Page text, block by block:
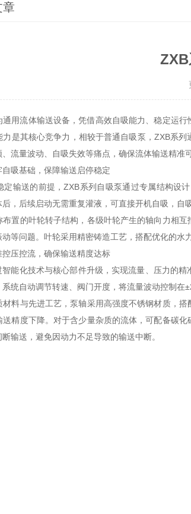
章
通用流体输送设备，凭借高效自吸能力、稳定运
力是其核心竞争力，相较于普通自吸泵，ZXB系
流量波动、自吸失效等痛点，确保流体输送精准
吸基础，保障输送启停稳定
送的前提，ZXB系列自吸泵通过专属结构设计
，后续启动无需重复灌液，可直接开机自吸，
的叶轮转子结构，各级叶轮产生的轴向力相互
等问题。叶轮采用精密铸造工艺，搭配优化的
压控流，确保输送精度达标
化技术与核心部件升级，实现流量、压力的精
统自动调节转速、阀门开度，将流量波动控制
与先进工艺，泵轴采用高强度不锈钢材质，搭
精度下降。对于含少量杂质的流体，可配备碳
输送，避免因动力不足导致的输送中断。